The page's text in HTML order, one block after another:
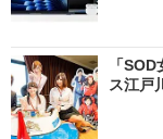
「
ス江戸